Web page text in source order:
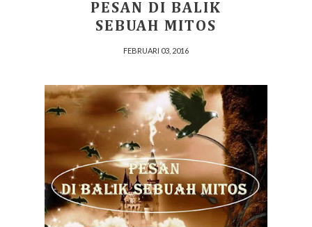
PESAN DI BALIK
SEBUAH MITOS
FEBRUARI 03, 2016